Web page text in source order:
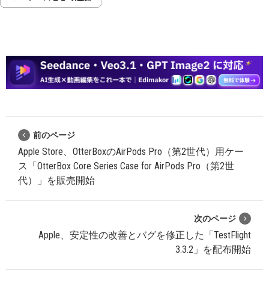
前のページ
Apple Store、OtterBoxのAirPods Pro（第2世代）用ケー
ス「OtterBox Core Series Case for AirPods Pro（第2世
代）」を販売開始
次のページ
Apple、安定性の改善とバグを修正した「TestFlight
3.3.2」を配布開始